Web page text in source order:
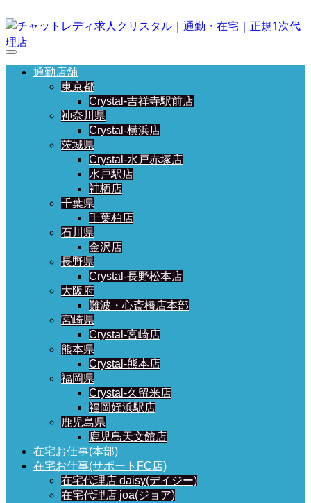
通勤店舗
東京都
Crystal-吉祥寺駅前店
神奈川県
Crystal-横浜店
茨城県
Crystal-水戸赤塚店
水戸駅店
神栖店
千葉県
千葉柏店
石川県
金沢店
長野県
Crystal-長野松本店
大阪府
難波・心斎橋店本部
宮崎県
Crystal-宮崎店
熊本県
Crystal-熊本店
福岡県
Crystal-久留米店
福岡姪浜駅店
鹿児島県
鹿児島天文館店
在宅お仕事(本部)
在宅お仕事(サポートFC店)
在宅代理店 daisy(デイジー)
在宅代理店 joa(ジョア)